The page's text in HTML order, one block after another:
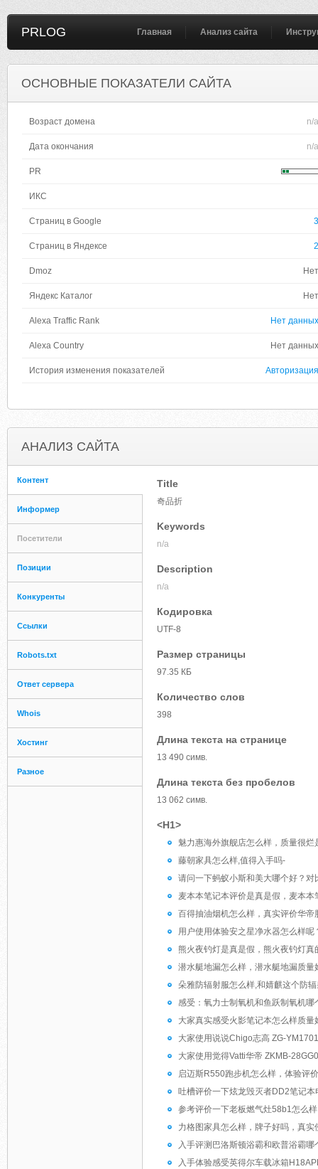
PRLOG Главная Анализ сайта
ОСНОВНЫЕ ПОКАЗАТЕЛИ САЙТА
Возраст домена n/a
Дата окончания n/a
PR
ИКС
Страниц в Google 3
Страниц в Яндексе 2
Dmoz Нет
Яндекс Каталог Нет
Alexa Traffic Rank Нет данных
Alexa Country Нет данных
История изменения показателей Авторизация
АНАЛИЗ САЙТА
Контент
Информер
Посетители
Позиции
Конкуренты
Ссылки
Robots.txt
Ответ сервера
Whois
Хостинг
Разное
Title
奇品折
Keywords
n/a
Description
n/a
Кодировка
UTF-8
Размер страницы
97.35 КБ
Количество слов
398
Длина текста на странице
13 490 симв.
Длина текста без пробелов
13 062 симв.
<H1>
魅力惠海外旗舰店怎么样，质量很
藤朝家具怎么样,值得入手吗-
请问一下蚂蚁小斯和美大哪个好？
麦本本笔记本评价是真是假，麦本
百得抽油烟机怎么样，真实评价华
用户使用体验安之星净水器怎么样
熊火夜钓灯是真是假，熊火夜钓灯
潜水艇地漏怎么样，潜水艇地漏质
朵雅防辐射服怎么样,和婧麒这个防
感受：氧力士制氧机和鱼跃制氧机
大家真实感受火影笔记本怎么样质
大家使用说说Chigo志高 ZG-
大家使用觉得Vatti华帝 ZKMB-
启迈斯R550跑步机怎么样，体验评
吐槽评价一下炫龙毁灭者DD2笔记
参考评价一下老板燃气灶58b1怎么
力格图家具怎么样，牌子好吗，真实
入手评测巴洛斯顿浴霸和欧普浴霸
入手体验感受英得尔车载冰箱